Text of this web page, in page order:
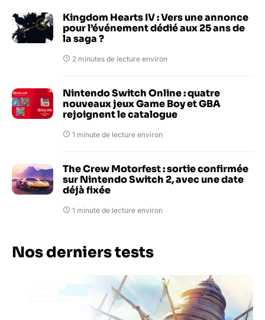
Kingdom Hearts IV : Vers une annonce
pour l’événement dédié aux 25 ans de
la saga ?
2 minutes de lecture environ
Nintendo Switch Online : quatre
nouveaux jeux Game Boy et GBA
rejoignent le catalogue
1 minute de lecture environ
The Crew Motorfest : sortie confirmée
sur Nintendo Switch 2, avec une date
déjà fixée
1 minute de lecture environ
Nos derniers tests